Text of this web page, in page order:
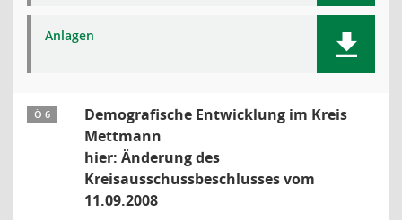
Anlagen
Ö 6
Demografische Entwicklung im Kreis
Mettmann
hier: Änderung des
Kreisausschussbeschlusses vom
11.09.2008